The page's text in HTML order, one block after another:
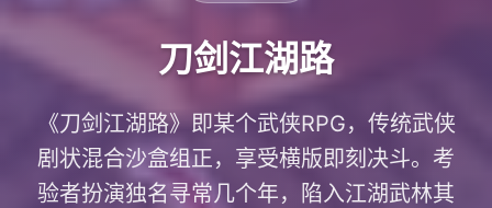
刀剑江湖路
《刀剑江湖路》即某个武侠RPG，传统武侠
剧状混合沙盒组正，享受横版即刻决斗。考
验者扮演独名寻常几个年，陷入江湖武林其